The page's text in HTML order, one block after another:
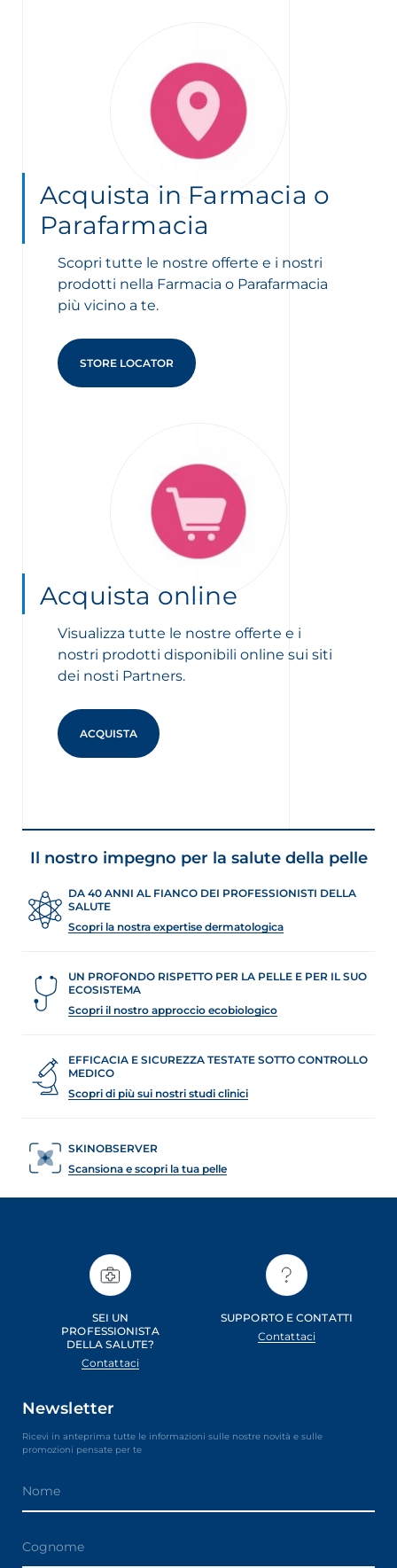
Acquista in Farmacia o
Parafarmacia
Scopri tutte le nostre offerte e i nostri
prodotti nella Farmacia o Parafarmacia
più vicino a te.
STORE LOCATOR
Acquista online
Visualizza tutte le nostre offerte e i
nostri prodotti disponibili online sui siti
dei nosti Partners.
ACQUISTA
Il nostro impegno per la salute della pelle
DA 40 ANNI AL FIANCO DEI PROFESSIONISTI DELLA
SALUTE
Scopri la nostra expertise dermatologica
UN PROFONDO RISPETTO PER LA PELLE E PER IL SUO
ECOSISTEMA
Scopri il nostro approccio ecobiologico
EFFICACIA E SICUREZZA TESTATE SOTTO CONTROLLO
MEDICO
Scopri di più sui nostri studi clinici
SKINOBSERVER
Scansiona e scopri la tua pelle
SEI UN
PROFESSIONISTA
DELLA SALUTE?
Contattaci
SUPPORTO E CONTATTI
Contattaci
Newsletter
Ricevi in anteprima tutte le informazioni sulle nostre novità e sulle
promozioni pensate per te